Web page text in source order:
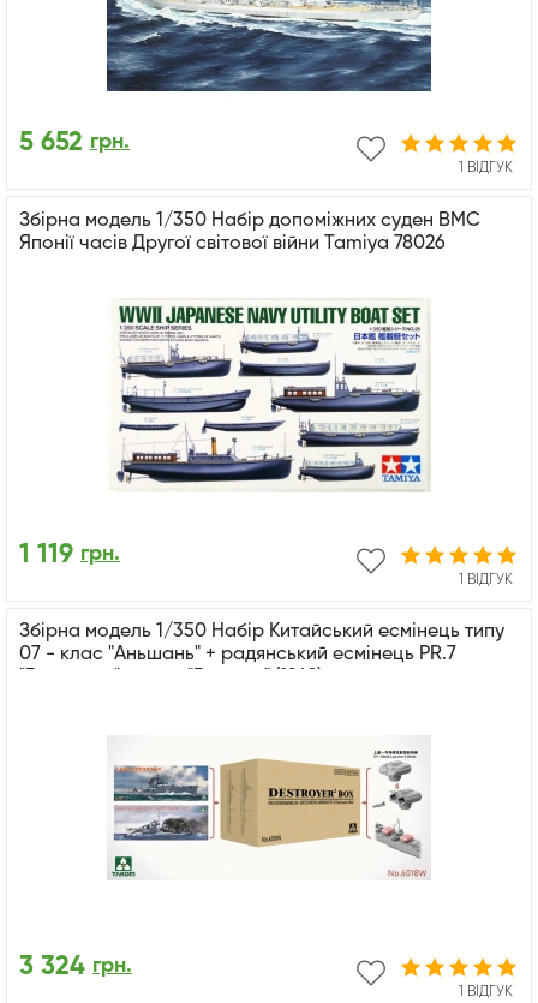
1 ВІДГУК
5 652 грн.
Збірна модель 1/350 Набір допоміжних суден ВМС
Японії часів Другої світової війни Tamiya 78026
1 ВІДГУК
1 119 грн.
Збірна модель 1/350 Набір Китайський есмінець типу
07 - клас "Аньшань" + радянський есмінець PR.7
1 ВІДГУК
3 324 грн.